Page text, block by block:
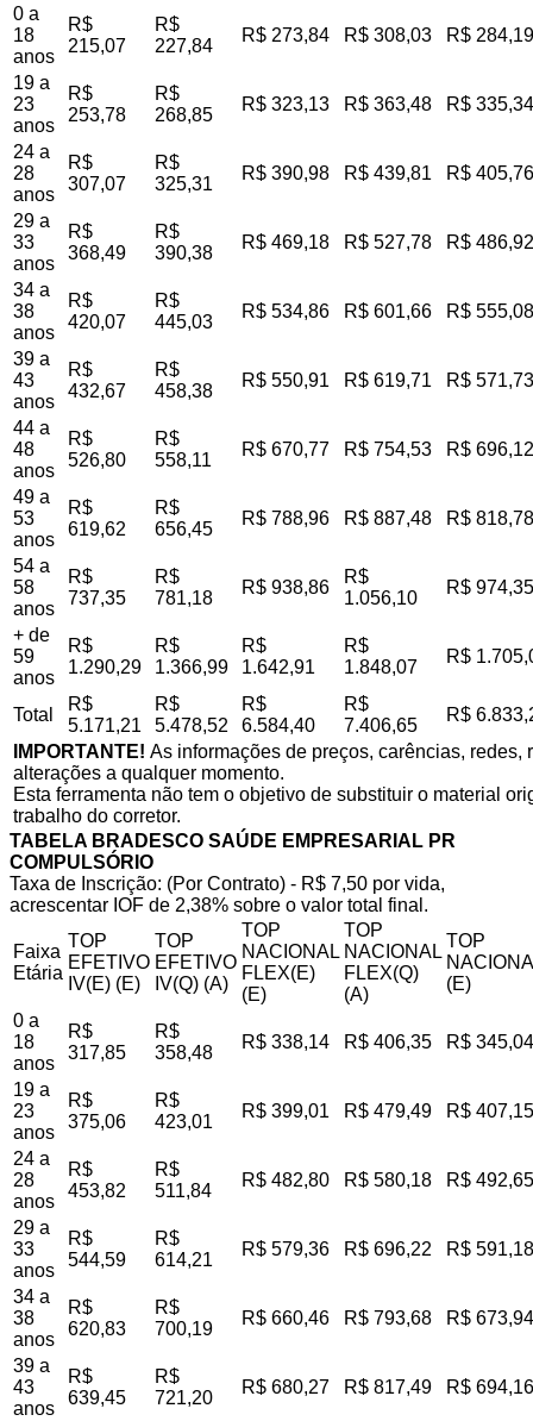
0 a
18
anos
R$
215,07
R$
227,84
R$ 273,84 R$ 308,03 R$ 284,19
19 a
23
anos
R$
253,78
R$
268,85
R$ 323,13 R$ 363,48 R$ 335,34
24 a
28
anos
R$
307,07
R$
325,31
R$ 390,98 R$ 439,81 R$ 405,76
29 a
33
anos
R$
368,49
R$
390,38
R$ 469,18 R$ 527,78 R$ 486,92
34 a
38
anos
R$
420,07
R$
445,03
R$ 534,86 R$ 601,66 R$ 555,08
39 a
43
anos
R$
432,67
R$
458,38
R$ 550,91 R$ 619,71 R$ 571,73
44 a
48
anos
R$
526,80
R$
558,11
R$ 670,77 R$ 754,53 R$ 696,12
49 a
53
anos
R$
619,62
R$
656,45
R$ 788,96 R$ 887,48 R$ 818,78
54 a
58
anos
R$
737,35
R$
781,18
R$ 938,86
R$
1.056,10
R$ 974,35
+ de
59
anos
R$
1.290,29
R$
1.366,99
R$
1.642,91
R$
1.848,07
R$
Total
R$
5.171,21
R$
5.478,52
R$
6.584,40
R$
7.406,65
R$
IMPORTANTE! As informações de preços, carências,
alterações a qualquer momento.
Esta ferramenta não tem o objetivo de substituir o material
trabalho do corretor.
TABELA BRADESCO SAÚDE EMPRESARIAL PR
COMPULSÓRIO
Taxa de Inscrição: (Por Contrato) - R$ 7,50 por vida,
acrescentar IOF de 2,38% sobre o valor total final.
Faixa
Etária
TOP
EFETIVO
IV(E) (E)
TOP
EFETIVO
IV(Q) (A)
TOP
NACIONAL
FLEX(E)
(E)
TOP
NACIONAL
FLEX(Q)
(A)
TOP
(E)
0 a
18
anos
R$
317,85
R$
358,48
R$ 338,14 R$ 406,35 R$ 345,04
19 a
23
anos
R$
375,06
R$
423,01
R$ 399,01 R$ 479,49 R$ 407,15
24 a
28
anos
R$
453,82
R$
511,84
R$ 482,80 R$ 580,18 R$ 492,65
29 a
33
anos
R$
544,59
R$
614,21
R$ 579,36 R$ 696,22 R$ 591,18
34 a
38
anos
R$
620,83
R$
700,19
R$ 660,46 R$ 793,68 R$ 673,94
39 a
43
anos
R$
639,45
R$
721,20
R$ 680,27 R$ 817,49 R$ 694,16